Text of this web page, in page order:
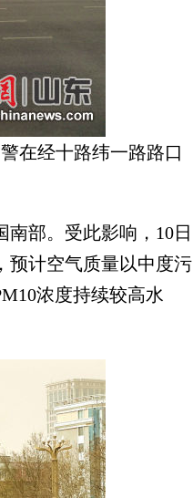
在经十路纬一路路口
部。受此影响，10日
预计空气质量以中度污
浓度持续较高水